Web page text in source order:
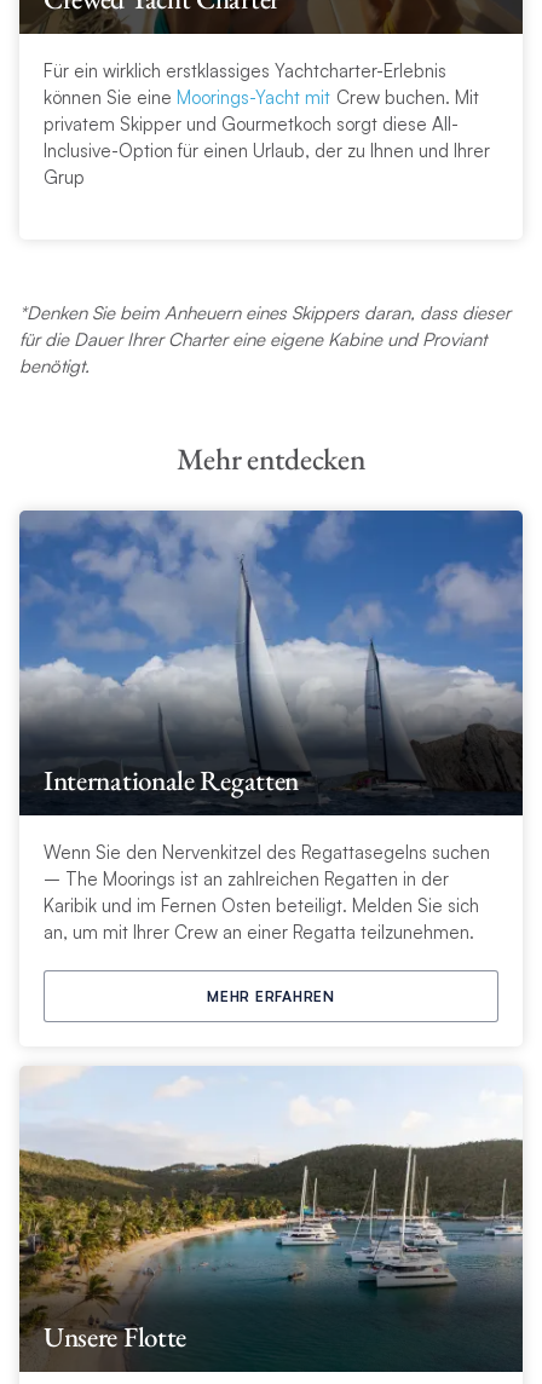
Für ein wirklich erstklassiges Yachtcharter-Erlebnis
können Sie eine Moorings-Yacht mit Crew buchen. Mit
privatem Skipper und Gourmetkoch sorgt diese All-
Inclusive-Option für einen Urlaub, der zu Ihnen und Ihrer
Grup
*Denken Sie beim Anheuern eines Skippers daran, dass dieser
für die Dauer Ihrer Charter eine eigene Kabine und Proviant
benötigt.
Mehr entdecken
Internationale Regatten
Wenn Sie den Nervenkitzel des Regattasegelns suchen
– The Moorings ist an zahlreichen Regatten in der
Karibik und im Fernen Osten beteiligt. Melden Sie sich
an, um mit Ihrer Crew an einer Regatta teilzunehmen.
MEHR ERFAHREN
Unsere Flotte